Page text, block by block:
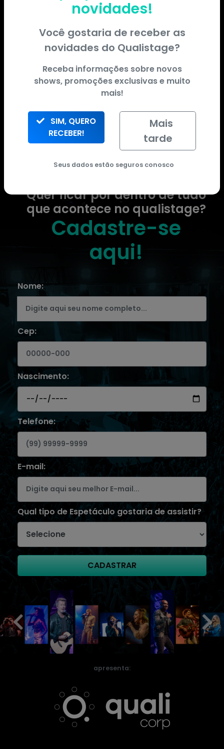
Quer ficar por dentro de tudo
que acontece no qualistage?
Cadastre-se
aqui!
Nome:
Cep:
Nascimento:
Telefone:
E-mail:
Qual tipo de Espetáculo gostaria de assistir?
CADASTRAR
apresenta:
novidades!
Você gostaria de receber as
novidades do Qualistage?
Receba informações sobre novos
shows, promoções exclusivas e muito
mais!
RECEBER!
tarde
Seus dados estão seguros conosco